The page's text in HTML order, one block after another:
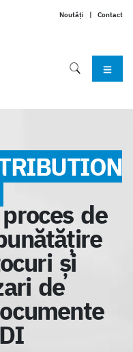
Noutăți | Contact
de
și
de